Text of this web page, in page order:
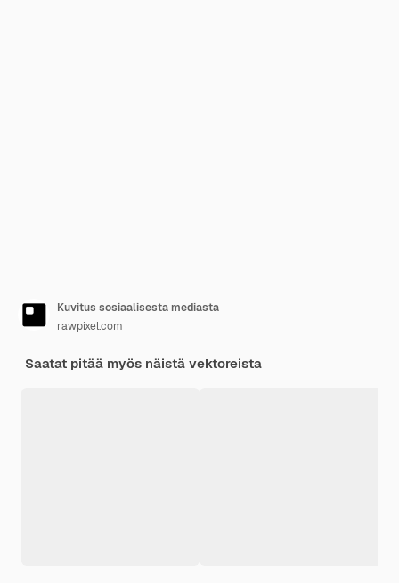
Kuvitus sosiaalisesta mediasta
rawpixel.com
Saatat pitää myös näistä vektoreista